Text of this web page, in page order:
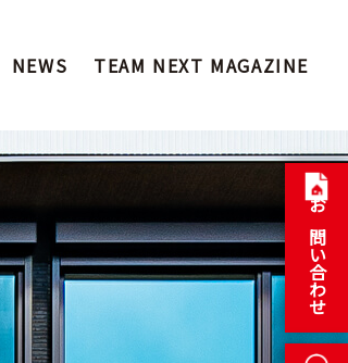
NEWS TEAM NEXT MAGAZINE
お問い合わせ